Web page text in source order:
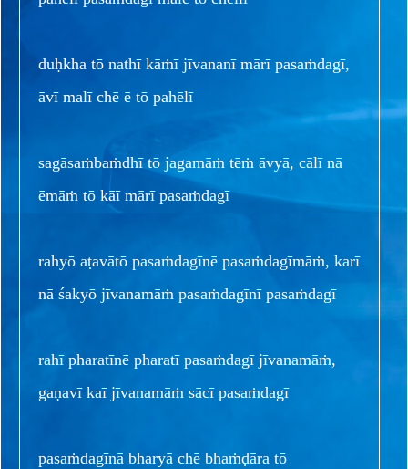
duḥkha tō nathī kāṁī jīvananī mārī pasaṁdagī,
āvī malī chē ē tō pahēlī
sagāsaṁbaṁdhī tō jagamāṁ tēṁ āvyā, cālī nā
ēmāṁ tō kāī mārī pasaṁdagī
rahyō aṭavātō pasaṁdagīnē pasaṁdagīmāṁ, karī
nā śakyō jīvanamāṁ pasaṁdagīnī pasaṁdagī
rahī pharatīnē pharatī pasaṁdagī jīvanamāṁ,
gaṇavī kaī jīvanamāṁ sācī pasaṁdagī
pasaṁdagīnā bharyā chē bhaṁḍāra tō